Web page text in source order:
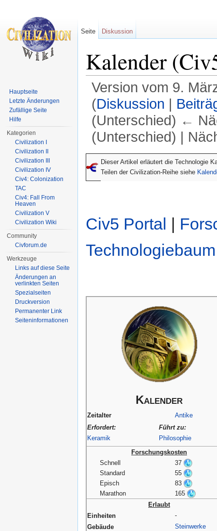
Kalender
Version vom 9.
(Diskussion |
(Unterschied) ←
(Unterschied) |
Dieser Artikel erläutert die Technologie
Teilen der Civilization-Reihe siehe
Civ5 Portal |
Technologiebaum
Kalender
Zeitalter
Antike
Erfordert:
Führt zu:
Keramik
Philosophie
Forschungskosten
Schnell
37
Standard
55
Episch
83
Marathon
165
Erlaubt
Einheiten
-
Gebäude
Steinwerke
Seite Diskussion
Hauptseite
Letzte Änderungen
Zufällige Seite
Hilfe
Kategorien
Civilization I
Civilization II
Civilization III
Civilization IV
Civ4: Colonization
TAC
Civ4: Fall From
Heaven
Civilization V
Civilization Wiki
Community
Civforum.de
Werkzeuge
Links auf diese Seite
Änderungen an
verlinkten Seiten
Spezialseiten
Druckversion
Permanenter Link
Seiten­informationen